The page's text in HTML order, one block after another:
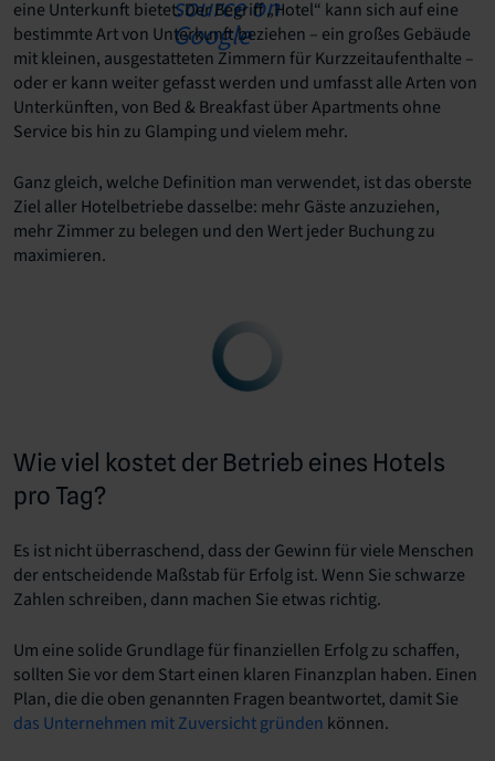
eine Unterkunft bietet. Der Begriff „Hotel“ kann sich auf eine
bestimmte Art von Unterkunft beziehen – ein großes Gebäude
mit kleinen, ausgestatteten Zimmern für Kurzzeitaufenthalte –
oder er kann weiter gefasst werden und umfasst alle Arten von
Unterkünften, von Bed & Breakfast über Apartments ohne
Service bis hin zu Glamping und vielem mehr.
Ganz gleich, welche Definition man verwendet, ist das oberste
Ziel aller Hotelbetriebe dasselbe: mehr Gäste anzuziehen,
mehr Zimmer zu belegen und den Wert jeder Buchung zu
maximieren.
Wie viel kostet der Betrieb eines Hotels
pro Tag?
Es ist nicht überraschend, dass der Gewinn für viele Menschen
der entscheidende Maßstab für Erfolg ist. Wenn Sie schwarze
Zahlen schreiben, dann machen Sie etwas richtig.
Um eine solide Grundlage für finanziellen Erfolg zu schaffen,
sollten Sie vor dem Start einen klaren Finanzplan haben. Einen
Plan, die die oben genannten Fragen beantwortet, damit Sie
das Unternehmen mit Zuversicht gründen können.